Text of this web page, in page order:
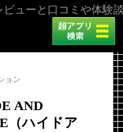
ューと口コミや体験
ョン
AND
（ハイドア